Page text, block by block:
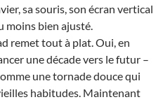
sa souris, son écran vertical
moins bien ajusté.
remet tout à plat. Oui, en
une décade vers le futur –
une tornade douce qui
habitudes. Maintenant